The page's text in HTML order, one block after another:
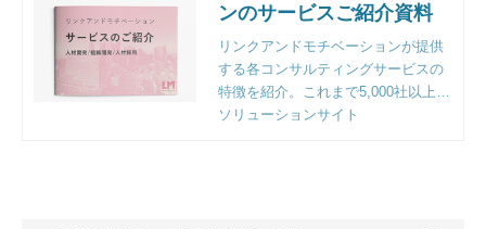
ンのサービスご紹介資料
リンクアンドモチベーションが提供
する各コンサルティングサービスの
特徴を紹介。これまで5,000社以上の
企業様のご支援をする中で明らかに
ソリューションサイト